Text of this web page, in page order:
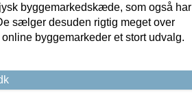
byggemarkedskæde, som også har
sælger desuden rigtig meget over
byggemarkeder et stort udvalg.